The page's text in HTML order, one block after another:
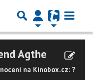
Agthe
na Kinobox.cz: ?